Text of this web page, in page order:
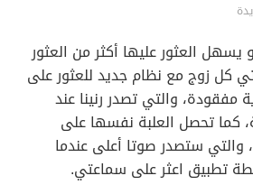
يسهل العثور عليها أكثر من العثور
كل زوج مع نظام جديد للعثور على
والتي تصدر رنينا عند
كما تحصل العلبة نفسها على
والتي ستصدر صوتا أعلى عندما
تطبيق اعثر على سماعتي.